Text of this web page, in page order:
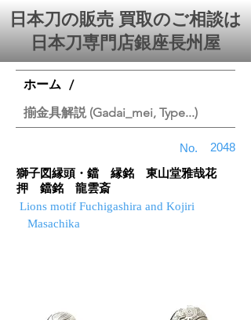
日本刀の販売 買取のご相談は
日本刀専門店銀座⻑州屋
ホーム /
揃金具解説 (Gadai_mei, Type...)
No. 2048
獅子図縁頭・鐺 縁銘 東山堂雅哉花
押 鐺銘 龍雲斎
Lions motif Fuchigashira and Kojiri
Masachika